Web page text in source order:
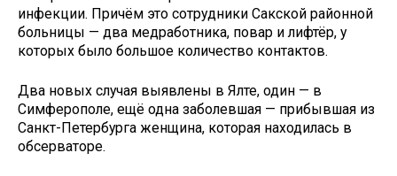
инфекции. Причём это сотрудники Сакской районной
больницы — два медработника, повар и лифтёр, у
которых было большое количество контактов.
Два новых случая выявлены в Ялте, один — в
Симферополе, ещё одна заболевшая — прибывшая из
Санкт-Петербурга женщина, которая находилась в
обсерваторе.